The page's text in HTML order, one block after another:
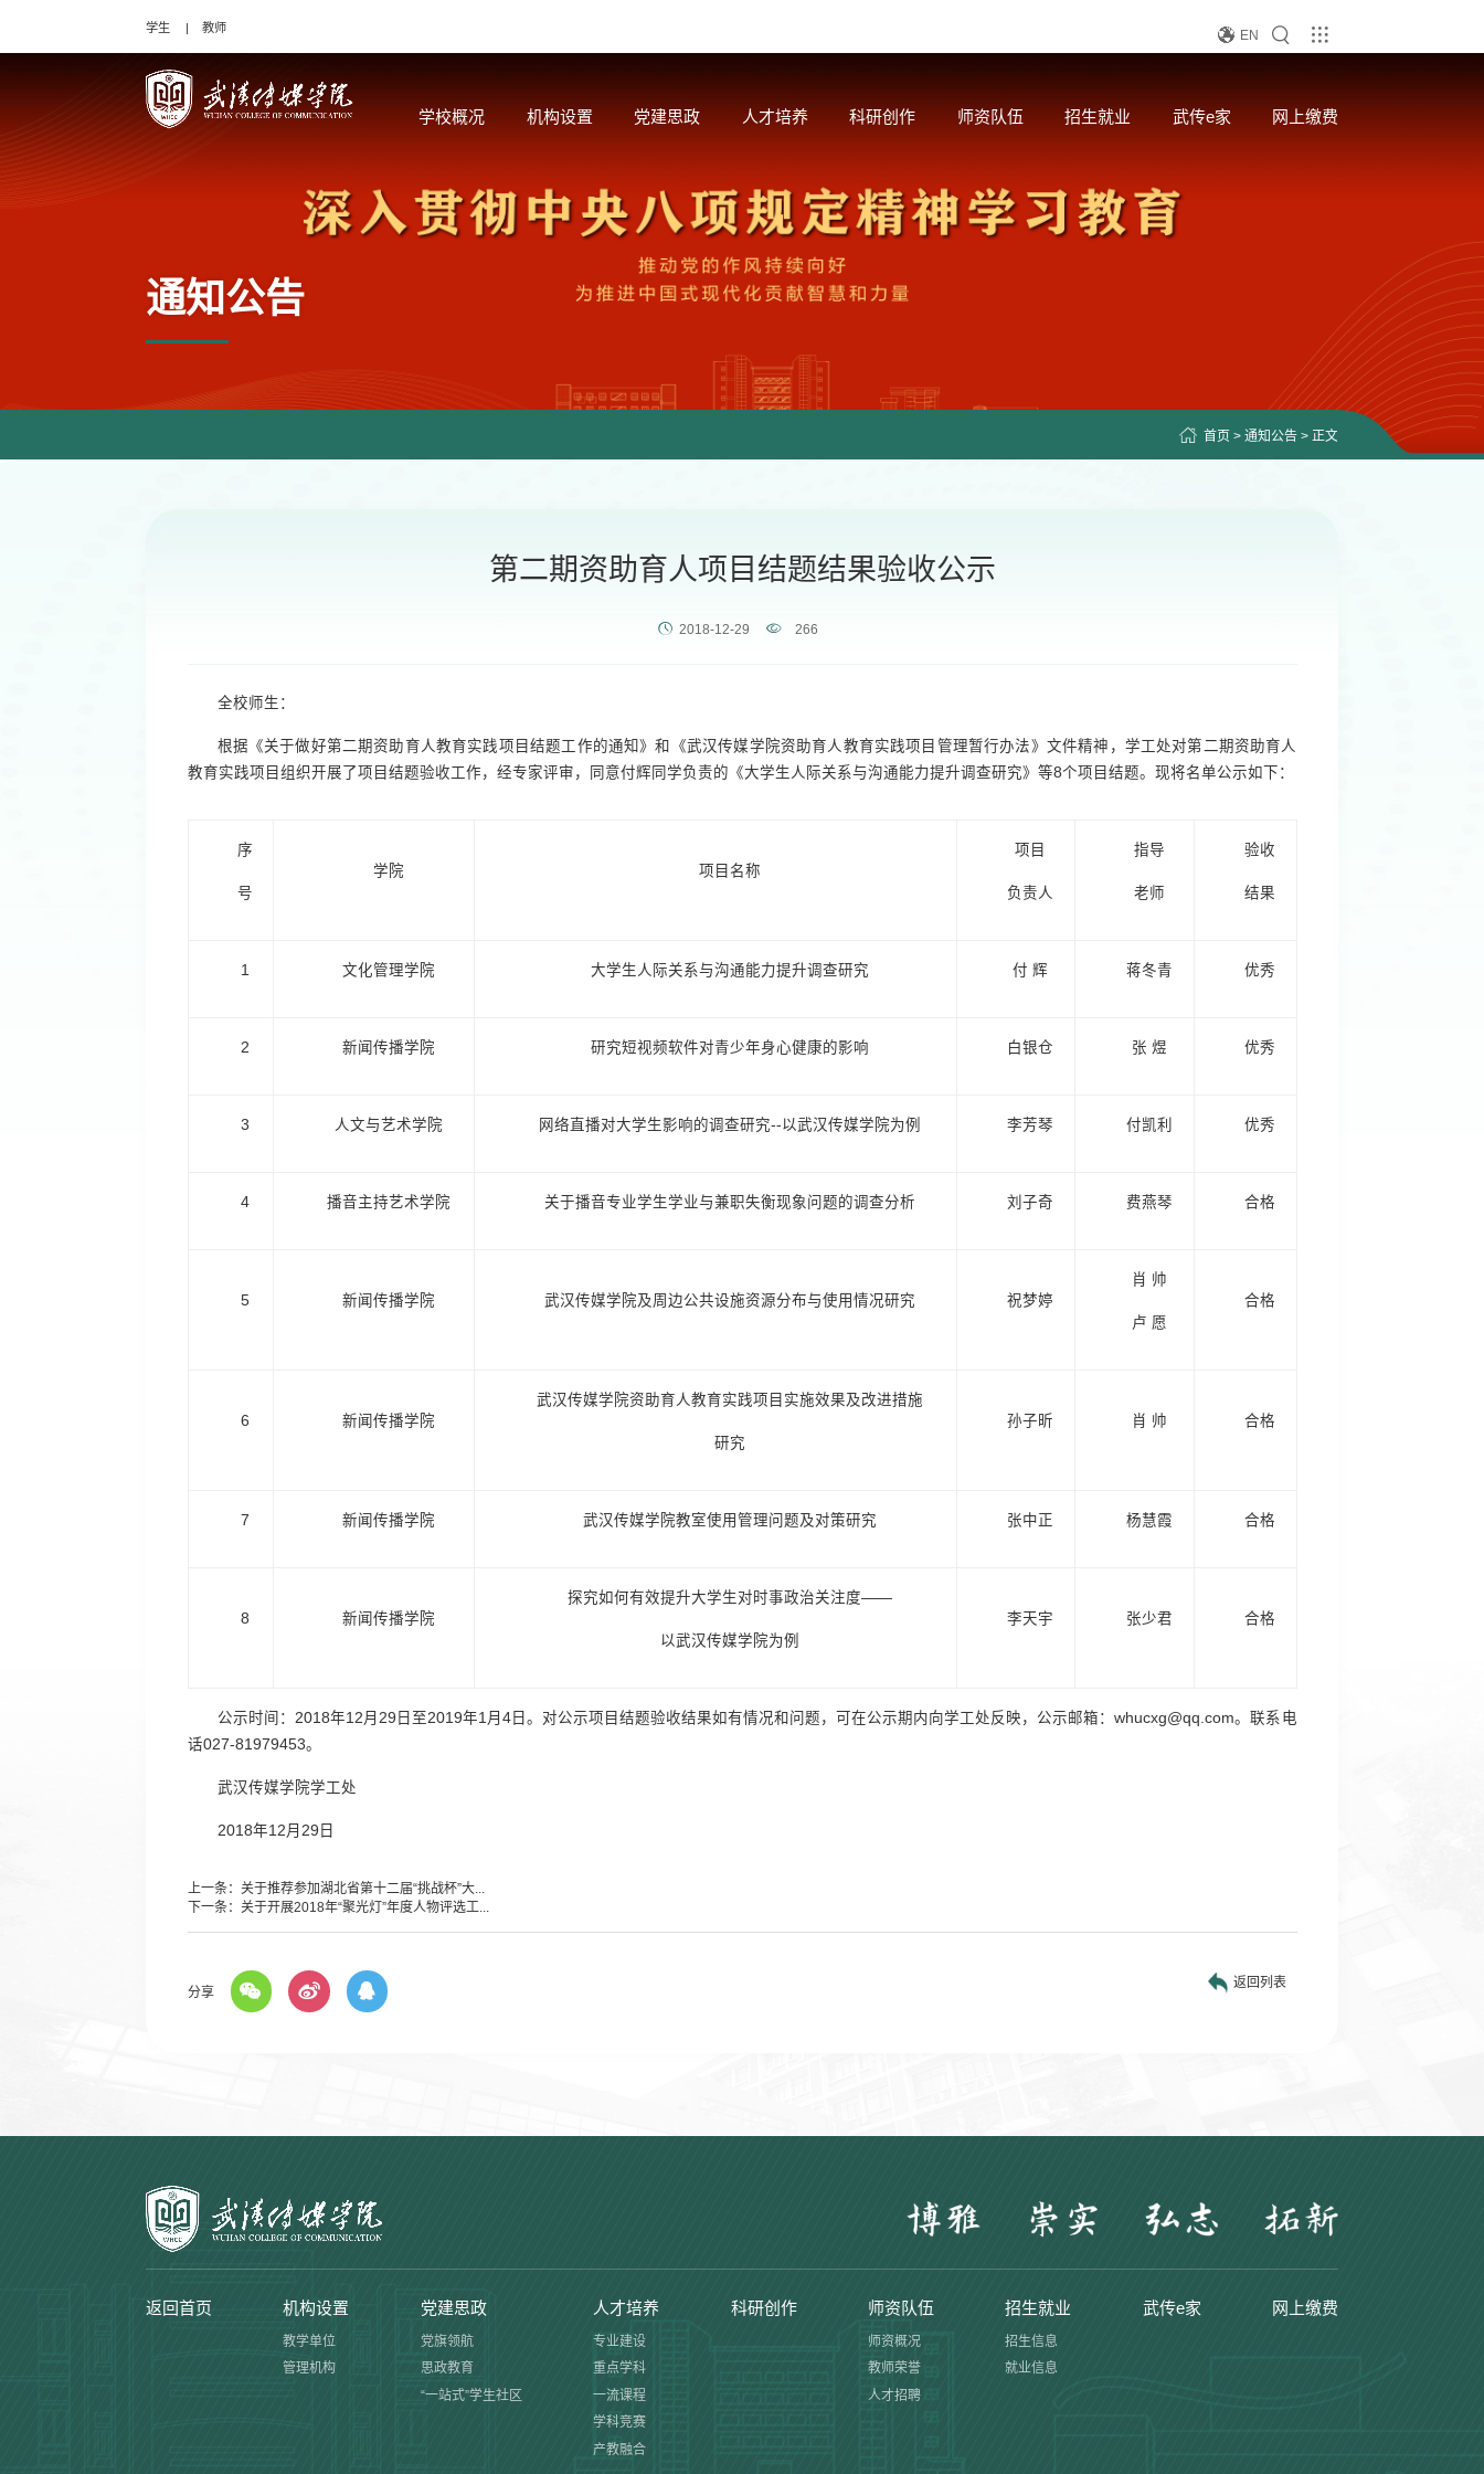
学生 教师 EN
学校概况 机构设置 党建思政 人才培养 科研创作 师资队伍 招生就业 武传e家 网上缴费
通知公告
首页 > 通知公告 > 正文
第二期资助育人项目结题结果验收公示
2018-12-29 266
全校师生：
根据《关于做好第二期资助育人教育实践项目结题工作的通知》和《武汉传媒学院资助育人教育实践项目管理暂行办法》文件精神，学工处对第二期资助育人
教育实践项目组织开展了项目结题验收工作，经专家评审，同意付辉同学负责的《大学生人际关系与沟通能力提升调查研究》等8个项目结题。现将名单公示如下：
序
号
学院 项目名称
项目
负责人
指导
老师
验收
结果
1 文化管理学院 大学生人际关系与沟通能力提升调查研究 付 辉 蒋冬青 优秀
2 新闻传播学院 研究短视频软件对青少年身心健康的影响 白银仓 张 煜 优秀
3 人文与艺术学院 网络直播对大学生影响的调查研究--以武汉传媒学院为例 李芳琴 付凯利 优秀
4 播音主持艺术学院 关于播音专业学生学业与兼职失衡现象问题的调查分析 刘子奇 费燕琴 合格
5 新闻传播学院 武汉传媒学院及周边公共设施资源分布与使用情况研究 祝梦婷
肖 帅
卢 愿
合格
6 新闻传播学院
武汉传媒学院资助育人教育实践项目实施效果及改进措施
研究
孙子昕 肖 帅 合格
7 新闻传播学院 武汉传媒学院教室使用管理问题及对策研究 张中正 杨慧霞 合格
8 新闻传播学院
探究如何有效提升大学生对时事政治关注度——
以武汉传媒学院为例
李天宇 张少君 合格
公示时间：2018年12月29日至2019年1月4日。对公示项目结题验收结果如有情况和问题，可在公示期内向学工处反映，公示邮箱：whucxg@qq.com。联系电
话027-81979453。
武汉传媒学院学工处
2018年12月29日
上一条： 关于推荐参加湖北省第十二届“挑战杯”大...
下一条： 关于开展2018年“聚光灯”年度人物评选工...
分享
返回列表
返回首页 机构设置
教学单位
管理机构
党建思政
党旗领航
思政教育
“一站式”学生社区
人才培养
专业建设
重点学科
一流课程
学科竞赛
产教融合
科研创作 师资队伍
师资概况
教师荣誉
人才招聘
招生就业
招生信息
就业信息
武传e家 网上缴费